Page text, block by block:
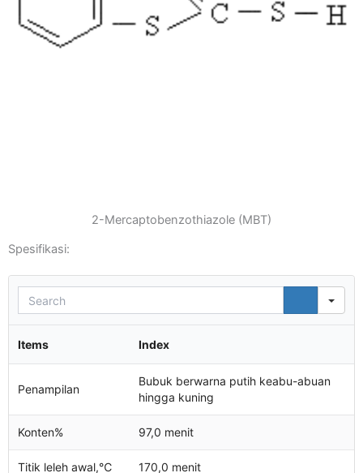
2-Mercaptobenzothiazole (MBT)
Spesifikasi:
Items Index
Penampilan
Bubuk berwarna putih keabu-abuan
hingga kuning
Konten% 97,0 menit
Titik leleh awal,℃ 170,0 menit